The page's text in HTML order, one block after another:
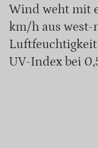
Wind weht mit
km/h aus west-
Luftfeuchtigkeit
UV-Index bei